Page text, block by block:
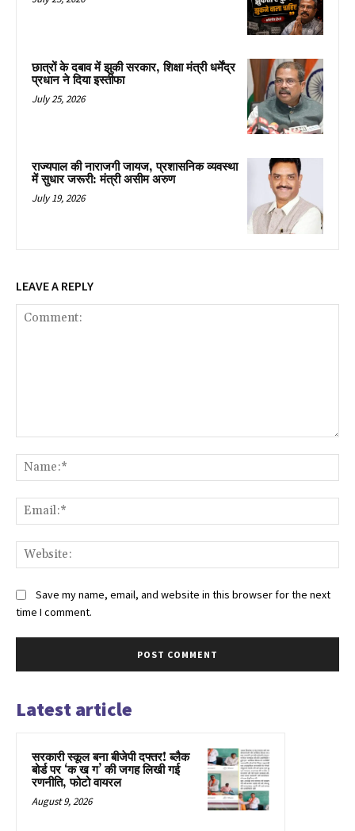
छात्रों के दबाव में झुकी सरकार, शिक्षा मंत्री धर्मेंद्र
प्रधान ने दिया इस्तीफा
July 25, 2026
राज्यपाल की नाराजगी जायज, प्रशासनिक व्यवस्था
में सुधार जरूरी: मंत्री असीम अरुण
July 19, 2026
LEAVE A REPLY
Save my name, email, and website in this browser for the next
time I comment.
Latest article
सरकारी स्कूल बना बीजेपी दफ्तर! ब्लैक
बोर्ड पर ‘क ख ग’ की जगह लिखी गई
रणनीति, फोटो वायरल
August 9, 2026